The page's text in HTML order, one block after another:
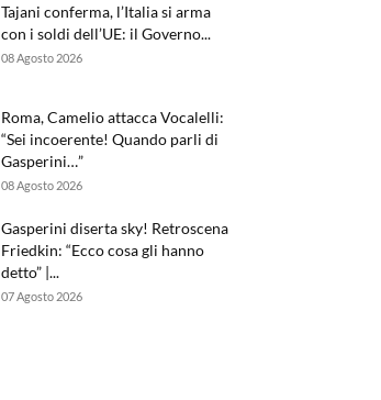
Tajani conferma, l’Italia si arma
con i soldi dell’UE: il Governo...
08 Agosto 2026
Roma, Camelio attacca Vocalelli:
“Sei incoerente! Quando parli di
Gasperini…”
08 Agosto 2026
Gasperini diserta sky! Retroscena
Friedkin: “Ecco cosa gli hanno
detto” |...
07 Agosto 2026